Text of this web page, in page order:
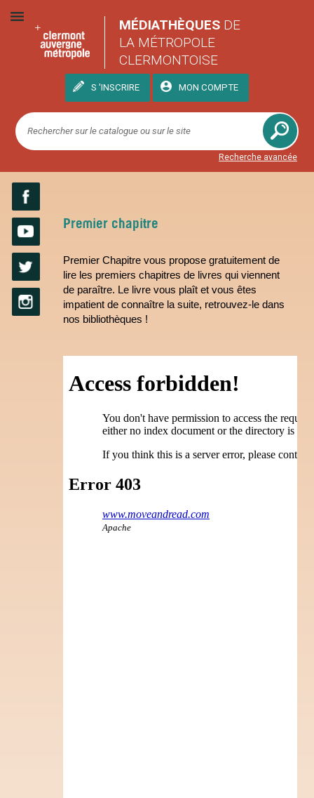
MÉDIATHÈQUES DE
LA MÉTROPOLE
CLERMONTOISE
S 'INSCRIRE MON COMPTE
Recherche avancée
Premier chapitre
Premier Chapitre vous propose gratuitement de
lire les premiers chapitres de livres qui viennent
de paraître. Le livre vous plaît et vous êtes
impatient de connaître la suite, retrouvez-le dans
nos bibliothèques !
Facebook
YouTube
Twitter